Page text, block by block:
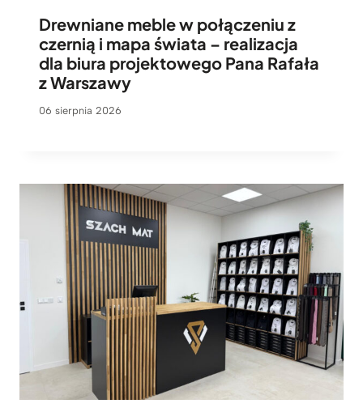
Drewniane meble w połączeniu z
czernią i mapa świata – realizacja
dla biura projektowego Pana Rafała
z Warszawy
06 sierpnia 2026